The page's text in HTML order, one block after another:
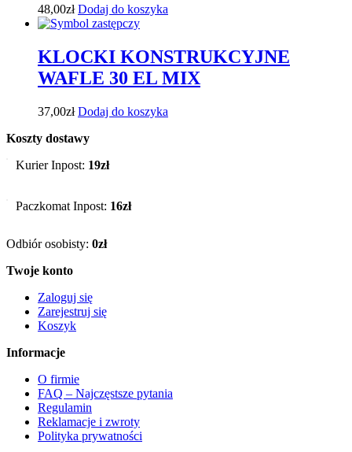
48,00zł Dodaj do koszyka
KLOCKI KONSTRUKCYJNE
WAFLE 30 EL MIX
37,00zł Dodaj do koszyka
Koszty dostawy
Kurier Inpost: 19zł
Paczkomat Inpost: 16zł
Odbiór osobisty: 0zł
Twoje konto
Zaloguj się
Zarejestruj się
Koszyk
Informacje
O firmie
FAQ – Najczęstsze pytania
Regulamin
Reklamacje i zwroty
Polityka prywatności